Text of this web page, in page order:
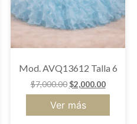
Mod. AVQ13612 Talla 6
$7,000.00 $2,000.00
Ver más